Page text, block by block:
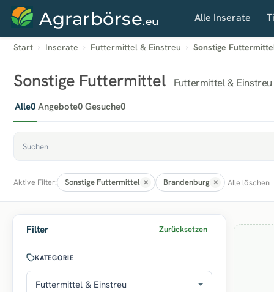
Agrarbörse.eu Alle Inserate
Start Inserate Futtermittel & Einstreu Sonstige
Sonstige Futtermittel Futtermittel &
Alle0 Angebote0 Gesuche0
Aktive Filter: Sonstige Futtermittel Brandenburg Alle löschen
Filter Zurücksetzen
KATEGORIE
Futtermittel & Einstreu